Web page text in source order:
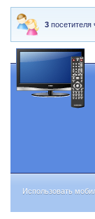
3
Использовать